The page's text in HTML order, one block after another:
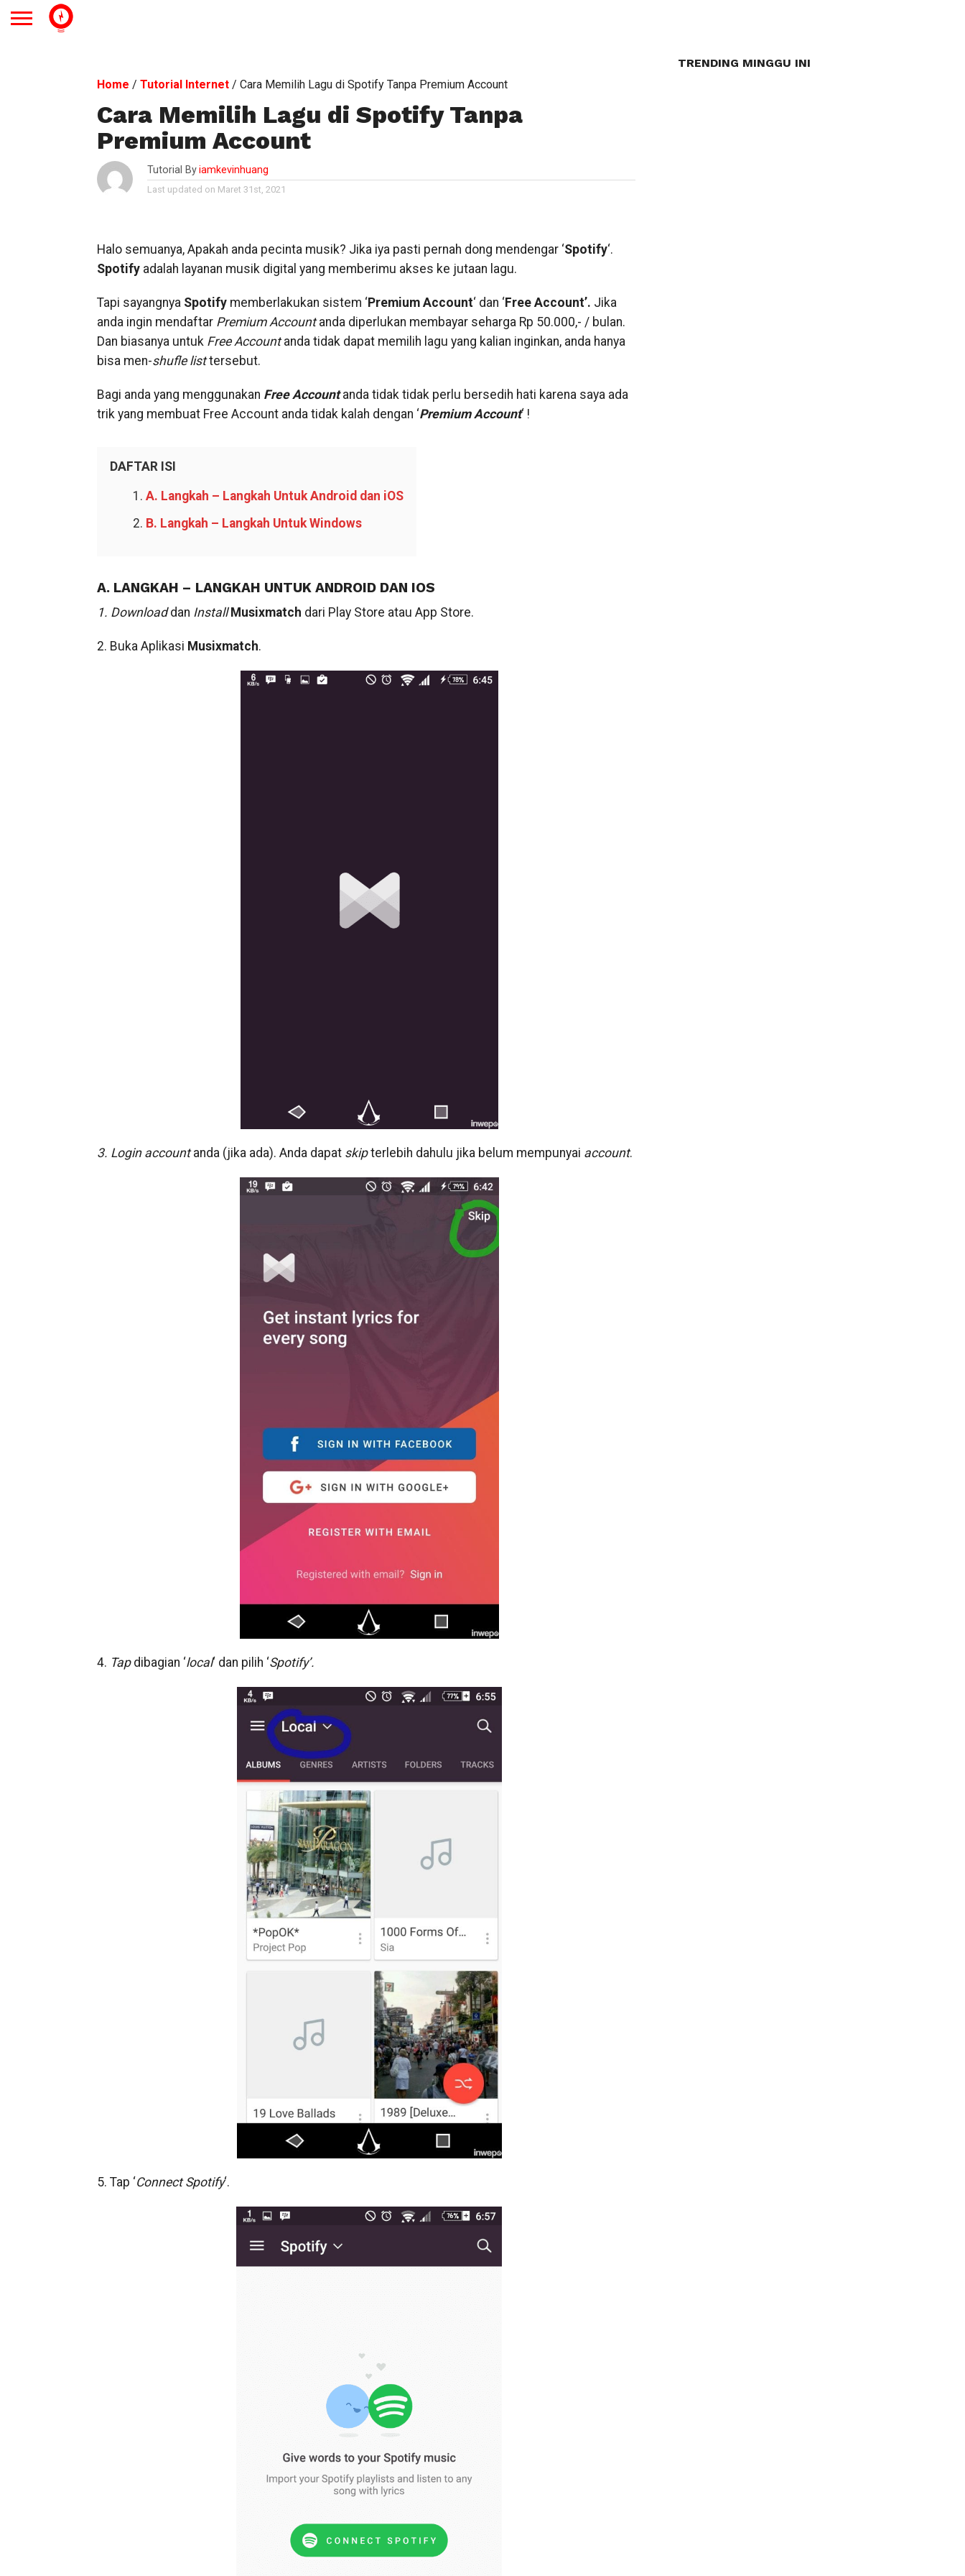
Home / Tutorial Internet/ Cara Memilih Lagu di Spotify Tanpa Premium Account
Cara Memilih Lagu di Spotify Tanpa
Premium Account
Tutorial Byiamkevinhuang
Last updated on Maret 31st, 2021
Halo semuanya, Apakah anda pecinta musik? Jika iya pasti pernah dong mendengar ‘Spotify‘.
Spotifyadalah layanan musik digital yang memberimu akses ke jutaan lagu.
Tapi sayangnya Spotifymemberlakukan sistem ‘ Premium Account‘ dan ‘ Free Account’. Jika
anda ingin mendaftar Premium Accountanda diperlukan membayar seharga Rp 50.000,- / bulan.
Dan biasanya untuk Free Accountanda tidak dapat memilih lagu yang kalian inginkan, anda hanya
bisa men-shufle listtersebut.
Bagi anda yang menggunakan Free Accountanda tidak tidak perlu bersedih hati karena saya ada
trik yang membuat Free Account anda tidak kalah dengan ‘Premium Account‘ !
DAFTAR ISI
A. Langkah – Langkah Untuk Android dan iOS
B. Langkah – Langkah Untuk Windows
A. LANGKAH – LANGKAH UNTUK ANDROID DAN IOS
1. Downloaddan Install Musixmatch dari Play Store atau App Store.
2. Buka Aplikasi Musixmatch.
3. Login accountanda (jika ada). Anda dapat skipterlebih dahulu jika belum mempunyai account.
4. Tapdibagian ‘local‘ dan pilih ‘Spotify’.
5. Tap ‘Connect Spotify‘.
TRENDING MINGGU INI